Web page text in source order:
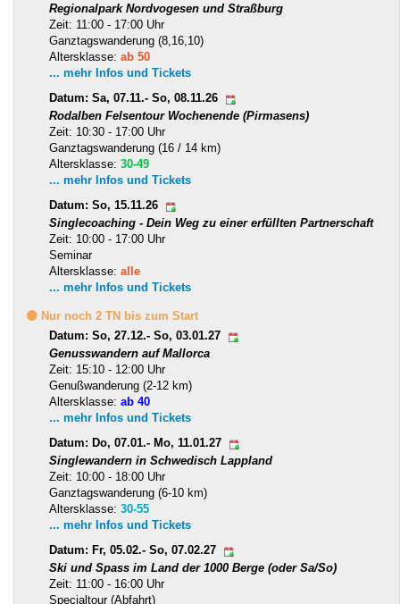
Regionalpark Nordvogesen und Straßburg
Zeit: 11:00 - 17:00 Uhr
Ganztagswanderung (8,16,10)
Altersklasse: ab 50
... mehr Infos und Tickets
Datum: Sa, 07.11.- So, 08.11.26
Rodalben Felsentour Wochenende (Pirmasens)
Zeit: 10:30 - 17:00 Uhr
Ganztagswanderung (16 / 14 km)
Altersklasse: 30-49
... mehr Infos und Tickets
Datum: So, 15.11.26
Singlecoaching - Dein Weg zu einer erfüllten Partnerschaft
Zeit: 10:00 - 17:00 Uhr
Seminar
Altersklasse: alle
... mehr Infos und Tickets
🟡 Nur noch 2 TN bis zum Start
Datum: So, 27.12.- So, 03.01.27
Genusswandern auf Mallorca
Zeit: 15:10 - 12:00 Uhr
Genußwanderung (2-12 km)
Altersklasse: ab 40
... mehr Infos und Tickets
Datum: Do, 07.01.- Mo, 11.01.27
Singlewandern in Schwedisch Lappland
Zeit: 10:00 - 18:00 Uhr
Ganztagswanderung (6-10 km)
Altersklasse: 30-55
... mehr Infos und Tickets
Datum: Fr, 05.02.- So, 07.02.27
Ski und Spass im Land der 1000 Berge (oder Sa/So)
Zeit: 11:00 - 16:00 Uhr
Specialtour (Abfahrt)